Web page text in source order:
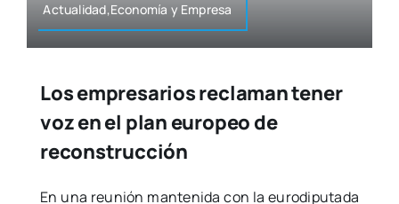
Actualidad,Economía y Empre­sa
Los empresarios reclaman tener
voz en el plan europeo de
reconstrucción
En una reu­nión man­te­ni­da con la euro­dipu­tada